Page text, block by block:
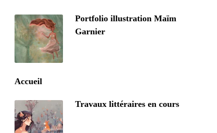
Portfolio illustration Maïm
Garnier
Accueil
Travaux littéraires en cours